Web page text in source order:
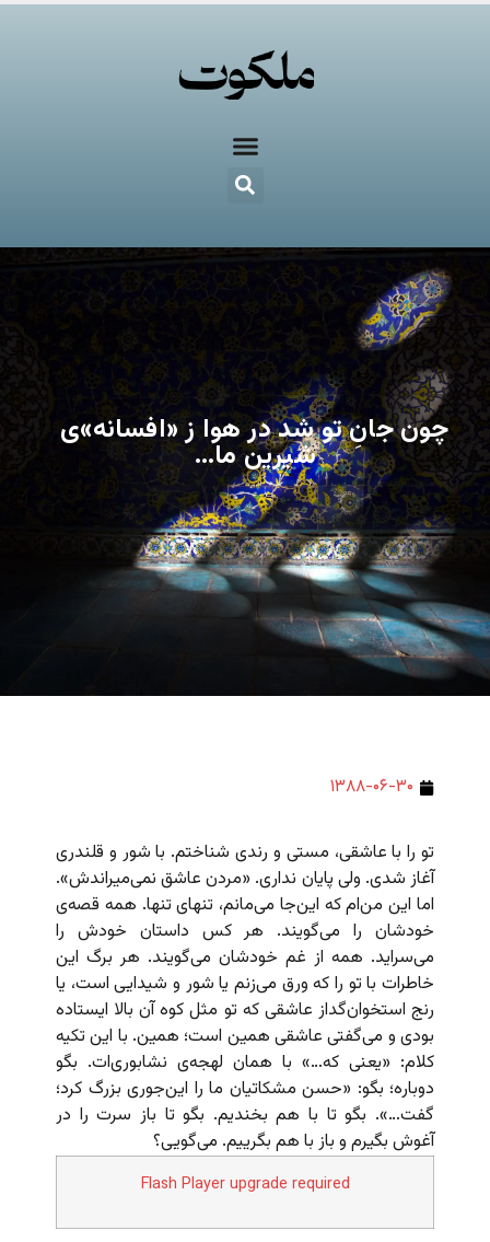
چون جانِ تو شد در هوا ز «افسانه»‌ی
شیرین ما…
۱۳۸۸-۰۶-۳۰
تو را با عاشقی، مستی و رندی شناختم. با شور و قلندری
آغاز شدی. ولی پایان نداری. «مردن عاشق نمی‌میراندش».
اما این من‌ام که این‌جا می‌مانم، تنهای تنها. همه قصه‌ی
خودشان را می‌گویند. هر کس داستان خودش را
می‌سراید. همه از غم خودشان می‌گویند. هر برگ این
خاطرات با تو را که ورق می‌زنم یا شور و شیدایی است، یا
رنج استخوان‌گداز عاشقی که تو مثل کوه آن بالا ایستاده
بودی و می‌گفتی عاشقی همین است؛ همین. با این تکیه
کلام: «یعنی که…» با همان لهجه‌ی نشابوری‌ات. بگو
دوباره؛ بگو: «حسن مشکاتیان ما را این‌جوری بزرگ کرد؛
گفت…». بگو تا با هم بخندیم. بگو تا باز سرت را در
آغوش بگیرم و باز با هم بگرییم. می‌گویی؟
Flash Player upgrade required